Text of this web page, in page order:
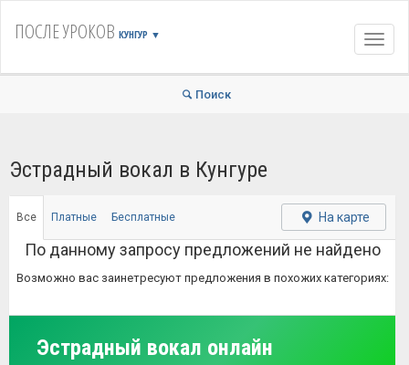
ПОСЛЕ УРОКОВ КУНГУР ▼
Поиск
Эстрадный вокал в Кунгуре
Все Платные Бесплатные На карте
По данному запросу предложений не найдено
Возможно вас заинетресуют предложения в похожих категориях:
Эстрадный вокал онлайн